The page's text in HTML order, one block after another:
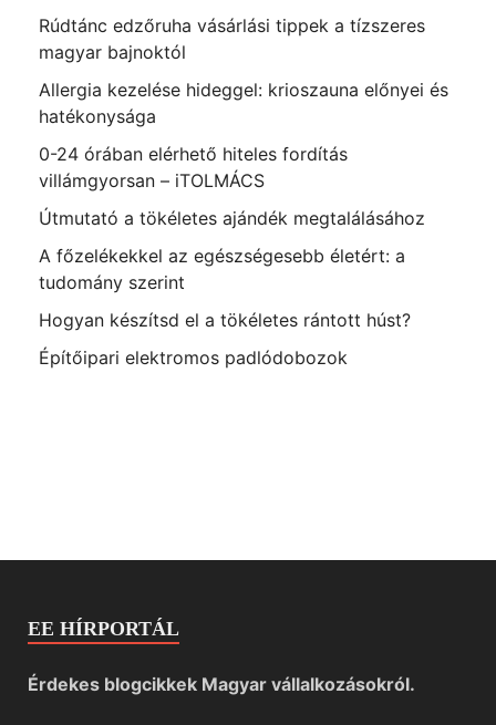
Rúdtánc edzőruha vásárlási tippek a tízszeres
magyar bajnoktól
Allergia kezelése hideggel: krioszauna előnyei és
hatékonysága
0-24 órában elérhető hiteles fordítás
villámgyorsan – iTOLMÁCS
Útmutató a tökéletes ajándék megtalálásához
A főzelékekkel az egészségesebb életért: a
tudomány szerint
Hogyan készítsd el a tökéletes rántott húst?
Építőipari elektromos padlódobozok
EE HÍRPORTÁL
Érdekes blogcikkek Magyar vállalkozásokról.